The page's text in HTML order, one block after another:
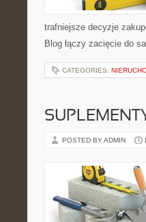
trafniejsze decyzje
Blog łączy zacięcie do
CATEGORIES:
POSTED BY ADMIN